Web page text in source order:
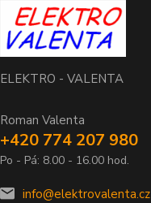
ELEKTRO - VALENTA
Roman Valenta
+420 774 207 980
Po - Pá: 8.00 - 16.00 hod.
info@elektrovalenta.cz